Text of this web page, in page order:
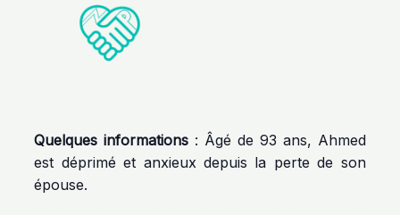
Quelques informations : Âgé de 93 ans, Ahmed
est déprimé et anxieux depuis la perte de son
épouse.